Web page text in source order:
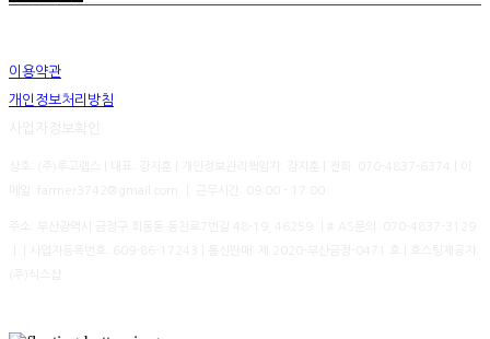
이용약관
개인정보처리방침
사업자정보확인
상호: (주)루고랩스 | 대표: 강지훈 | 개인정보관리책임자: 강지훈 | 전화: 070-4837-6374 | 이
(주)식스샵